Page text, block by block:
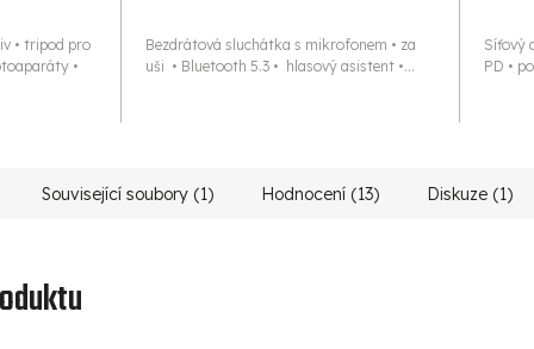
• tripod pro
•
Bezdrátová sluchátka s mikrofonem • za
uši • Bluetooth 5.3 • hlasový asistent •...
Síťový
PD •
Související soubory (1) Hodnocení (13) Diskuze (1)